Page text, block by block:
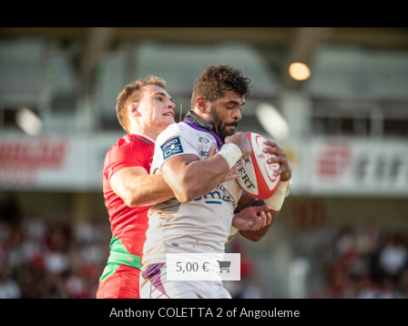
5,00 €
Anthony COLETTA 2 of Angouleme